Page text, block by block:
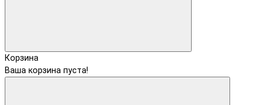
Корзина
Ваша корзина пуста!